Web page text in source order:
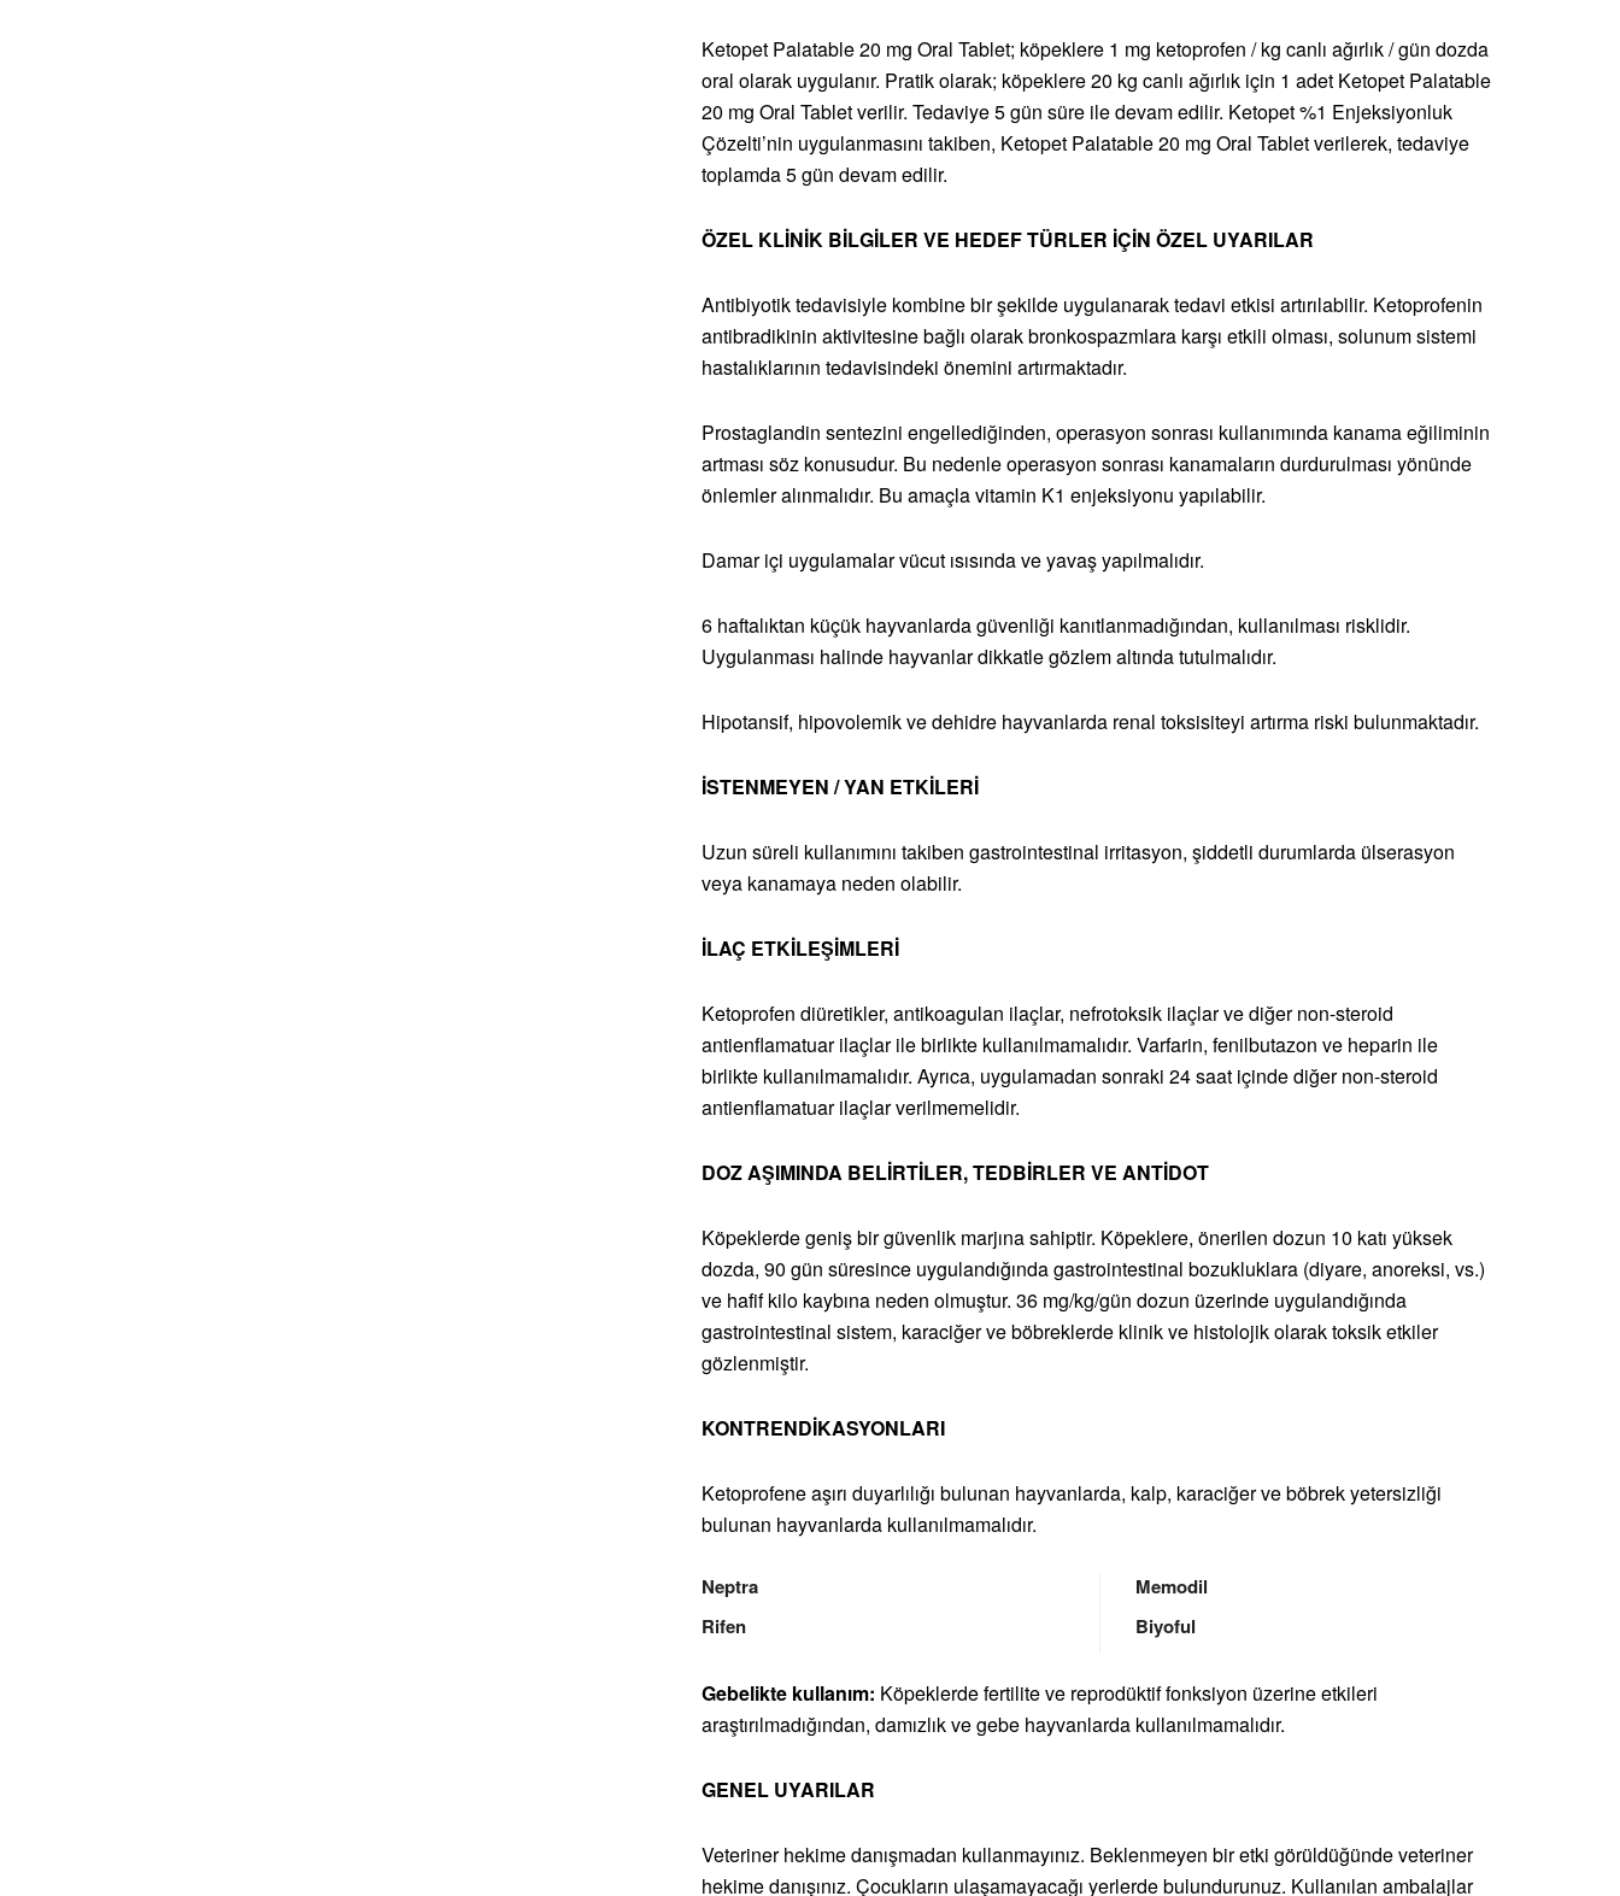
Ketopet Palatable 20 mg Oral Tablet; köpeklere 1 mg ketoprofen / kg canlı ağırlık / gün dozda
oral olarak uygulanır. Pratik olarak; köpeklere 20 kg canlı ağırlık için 1 adet Ketopet Palatable
20 mg Oral Tablet verilir. Tedaviye 5 gün süre ile devam edilir. Ketopet %1 Enjeksiyonluk
Çözelti’nin uygulanmasını takiben, Ketopet Palatable 20 mg Oral Tablet verilerek, tedaviye
toplamda 5 gün devam edilir.
ÖZEL KLİNİK BİLGİLER VE HEDEF TÜRLER İÇİN ÖZEL UYARILAR
Antibiyotik tedavisiyle kombine bir şekilde uygulanarak tedavi etkisi artırılabilir. Ketoprofenin
antibradikinin aktivitesine bağlı olarak bronkospazmlara karşı etkili olması, solunum sistemi
hastalıklarının tedavisindeki önemini artırmaktadır.
Prostaglandin sentezini engellediğinden, operasyon sonrası kullanımında kanama eğiliminin
artması söz konusudur. Bu nedenle operasyon sonrası kanamaların durdurulması yönünde
önlemler alınmalıdır. Bu amaçla vitamin K1 enjeksiyonu yapılabilir.
Damar içi uygulamalar vücut ısısında ve yavaş yapılmalıdır.
6 haftalıktan küçük hayvanlarda güvenliği kanıtlanmadığından, kullanılması risklidir.
Uygulanması halinde hayvanlar dikkatle gözlem altında tutulmalıdır.
Hipotansif, hipovolemik ve dehidre hayvanlarda renal toksisiteyi artırma riski bulunmaktadır.
İSTENMEYEN / YAN ETKİLERİ
Uzun süreli kullanımını takiben gastrointestinal irritasyon, şiddetli durumlarda ülserasyon
veya kanamaya neden olabilir.
İLAÇ ETKİLEŞİMLERİ
Ketoprofen diüretikler, antikoagulan ilaçlar, nefrotoksik ilaçlar ve diğer non-steroid
antienflamatuar ilaçlar ile birlikte kullanılmamalıdır. Varfarin, fenilbutazon ve heparin ile
birlikte kullanılmamalıdır. Ayrıca, uygulamadan sonraki 24 saat içinde diğer non-steroid
antienflamatuar ilaçlar verilmemelidir.
DOZ AŞIMINDA BELİRTİLER, TEDBİRLER VE ANTİDOT
Köpeklerde geniş bir güvenlik marjına sahiptir. Köpeklere, önerilen dozun 10 katı yüksek
dozda, 90 gün süresince uygulandığında gastrointestinal bozukluklara (diyare, anoreksi, vs.)
ve hafif kilo kaybına neden olmuştur. 36 mg/kg/gün dozun üzerinde uygulandığında
gastrointestinal sistem, karaciğer ve böbreklerde klinik ve histolojik olarak toksik etkiler
gözlenmiştir.
KONTRENDİKASYONLARI
Ketoprofene aşırı duyarlılığı bulunan hayvanlarda, kalp, karaciğer ve böbrek yetersizliği
bulunan hayvanlarda kullanılmamalıdır.
Neptra
Rifen
Memodil
Biyoful
Gebelikte kullanım: Köpeklerde fertilite ve reprodüktif fonksiyon üzerine etkileri
araştırılmadığından, damızlık ve gebe hayvanlarda kullanılmamalıdır.
GENEL UYARILAR
Veteriner hekime danışmadan kullanmayınız. Beklenmeyen bir etki görüldüğünde veteriner
hekime danışınız. Çocukların ulaşamayacağı yerlerde bulundurunuz. Kullanılan ambalajlar